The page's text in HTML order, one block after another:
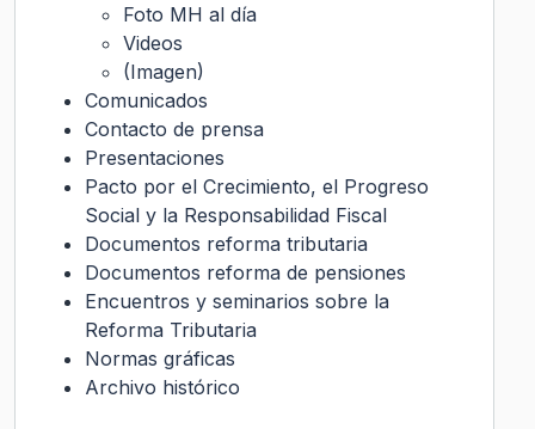
Foto MH al día
Videos
(Imagen)
Comunicados
Contacto de prensa
Presentaciones
Pacto por el Crecimiento, el Progreso
Social y la Responsabilidad Fiscal
Documentos reforma tributaria
Documentos reforma de pensiones
Encuentros y seminarios sobre la
Reforma Tributaria
Normas gráficas
Archivo histórico